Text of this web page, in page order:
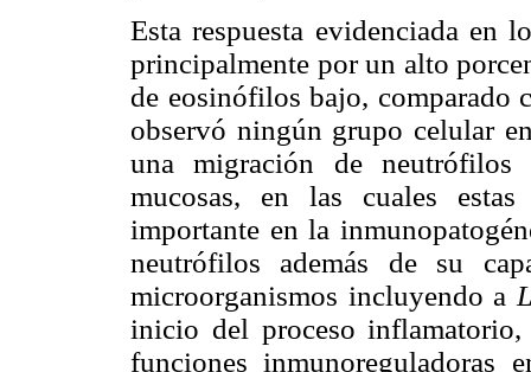
Esta respuesta evidenciada en
principalmente por un alto
de eosinófilos bajo, comparado
observó ningún grupo celular
una migración de neutrófilos
mucosas, en las cuales
importante en la
neutrófilos además de su
microorganismos incluyendo a
inicio del proceso inflamatorio,
funciones inmunoreguladoras